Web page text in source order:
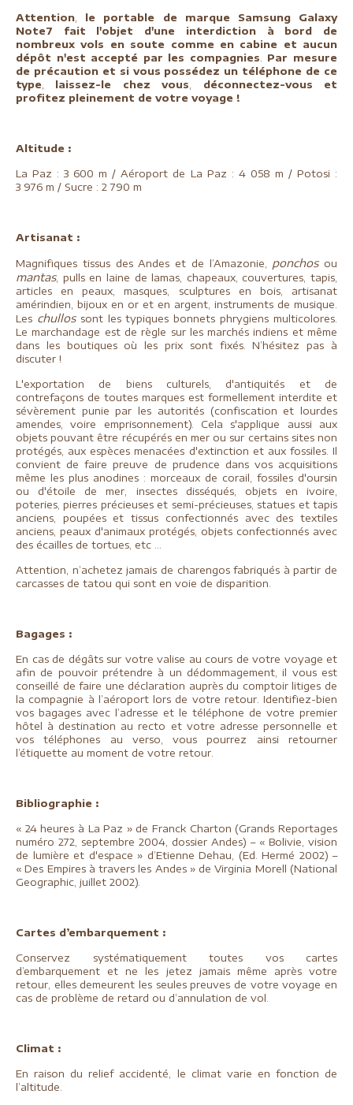
Attention, le portable de marque Samsung Galaxy
Note7 fait l'objet d'une interdiction à bord de
nombreux vols
en soute comme en cabine et aucun
dépôt n'est accepté par les compagnies. Par mesure
de précaution et si vous possédez un téléphone de ce
type, laissez-le chez vous, déconnectez-vous et
profitez pleinement de votre voyage !
Altitude :
La Paz : 3 600 m / Aéroport de La Paz : 4 058 m / Potosi :
3 976 m / Sucre : 2 790 m
Artisanat :
Magnifiques tissus des Andes et de l’Amazonie, ponchosou
mantas, pulls en laine de lamas, chapeaux, couvertures, tapis,
articles en peaux, masques, sculptures en bois, artisanat
amérindien, bijoux en or et en argent, instruments de musique.
Les chullossont les typiques bonnets phrygiens multicolores.
Le marchandage est de règle sur les marchés indiens et même
dans les boutiques où les prix sont fixés. N’hésitez pas à
discuter !
L'exportation de biens culturels, d'antiquités et de
contrefaçons de toutes marques est formellement interdite et
sévèrement punie par les autorités (confiscation et lourdes
amendes, voire emprisonnement). Cela s'applique aussi aux
objets pouvant être récupérés en mer ou sur certains sites non
protégés, aux espèces menacées d'extinction et aux fossiles. Il
convient de faire preuve de prudence dans vos acquisitions
même les plus anodines : morceaux de corail, fossiles d'oursin
ou d'étoile de mer, insectes disséqués, objets en ivoire,
poteries, pierres précieuses et semi-précieuses, statues et tapis
anciens, poupées et tissus confectionnés avec des textiles
anciens, peaux d'animaux protégés, objets confectionnés avec
des écailles de tortues, etc ...
Attention, n’achetez jamais de charengos fabriqués à partir de
carcasses de tatou qui sont en voie de disparition.
Bagages :
En cas de dégâts sur votre valise au cours de votre voyage et
afin de pouvoir prétendre à un dédommagement, il vous est
conseillé de faire une déclaration auprès du comptoir litiges de
la compagnie à l’aéroport lors de votre retour. Identifiez-bien
vos bagages avec l’adresse et le téléphone de votre premier
hôtel à destination au recto et votre adresse personnelle et
vos téléphones au verso, vous pourrez ainsi retourner
l’étiquette au moment de votre retour.
Bibliographie :
« 24 heures à La Paz » de Franck Charton (Grands Reportages
numéro 272, septembre 2004, dossier Andes) – « Bolivie, vision
de lumière et d'espace » d’Etienne Dehau, (Ed. Hermé 2002) –
« Des Empires à travers les Andes » de Virginia Morell (National
Geographic, juillet 2002).
Cartes d’embarquement :
Conservez systématiquement toutes vos cartes
d’embarquement et ne les jetez jamais même après votre
retour, elles demeurent les seules preuves de votre voyage en
cas de problème de retard ou d’annulation de vol.
Climat :
En raison du relief accidenté, le climat varie en fonction de
l’altitude.